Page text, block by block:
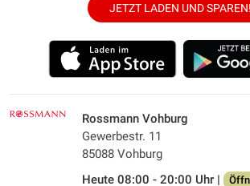
JETZT LADEN UND SPAREN!
Rossmann Vohburg
Gewerbestr. 11
85088 Vohburg
Heute 08:00 - 20:00 Uhr |